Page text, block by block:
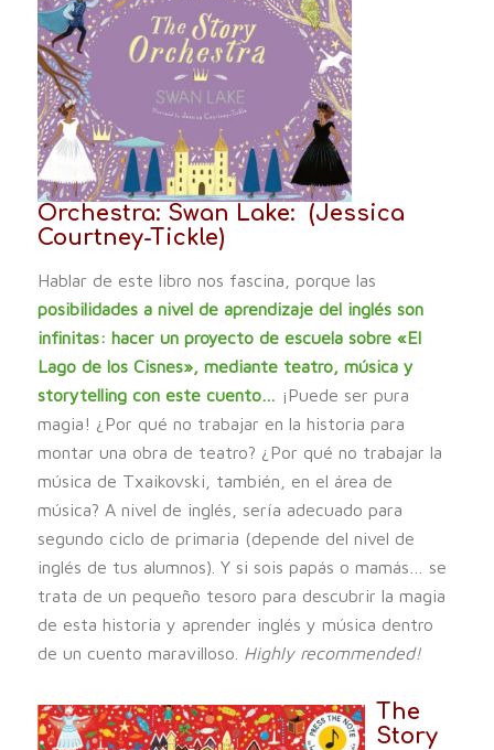
Orchestra: Swan Lake: (Jessica
Courtney-Tickle)
Hablar de este libro nos fascina, porque las
posibilidades a nivel de aprendizaje del inglés son
infinitas: hacer un proyecto de escuela sobre «El
Lago de los Cisnes», mediante teatro, música y
storytelling con este cuento…
¡Puede ser pura
magia! ¿Por qué no trabajar en la historia para
montar una obra de teatro? ¿Por qué no trabajar la
música de Txaikovski, también, en el área de
música? A nivel de inglés, sería adecuado para
segundo ciclo de primaria (depende del nivel de
inglés de tus alumnos). Y si sois papás o mamás… se
trata de un pequeño tesoro para descubrir la magia
de esta historia y aprender inglés y música dentro
de un cuento maravilloso.
Highly recommended!
The
Story